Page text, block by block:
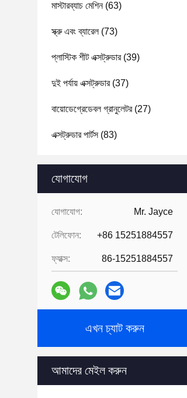
মাস্টারব্যাচ মেশিন(63)
স্ক্রু এবং ব্যারেল(73)
প্লাস্টিক শীট এক্সট্রুডার(39)
দুই পর্যায় এক্সট্রুডার(37)
বায়োডেগ্রেডেবল গ্রানুলেটর(27)
এক্সট্রুডার পার্টস(83)
যোগাযোগ
যোগাযোগ: Mr. Jayce
টেলিফোন: +86 15251884557
ফ্যাক্স: 86-15251884557
এখন চ্যাট করুন
আমাদের মেইল করুন